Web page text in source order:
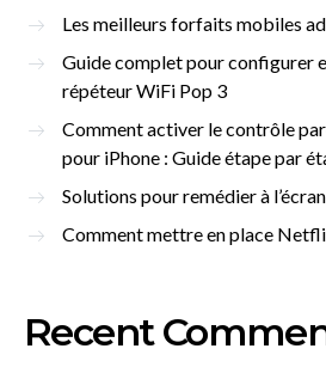
Les meilleurs forfaits mobiles
Guide complet pour configurer
répéteur WiFi Pop 3
Comment activer le contrôle
pour iPhone : Guide étape par
Solutions pour remédier à
Comment mettre en place
Recent